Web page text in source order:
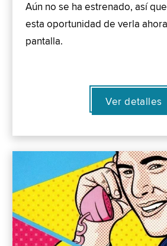
Aún no se ha estrenado, así
esta oportunidad de verla
pantalla.
Ver detalles